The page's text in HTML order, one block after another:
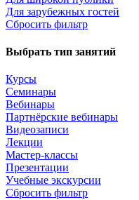
Для зарубежных гостей
Сбросить фильтр
Выбрать тип занятий
Курсы
Семинары
Вебинары
Партнёрские вебинары
Видеозаписи
Лекции
Мастер-классы
Презентации
Учебные экскурсии
Сбросить фильтр